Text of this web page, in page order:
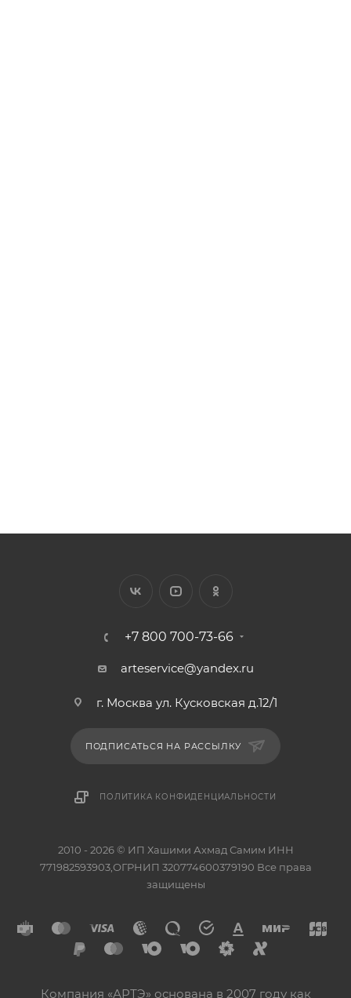
+7 800 700-73-66
arteservice@yandex.ru
г. Москва ул. Кусковская д.12/1
ПОДПИСАТЬСЯ НА РАССЫЛКУ
ПОЛИТИКА КОНФИДЕНЦИАЛЬНОСТИ
2010 - 2026 © ИП Хашими Ахмад Самим ИНН
771982593903,ОГРНИП 320774600379190 Все права
защищены
Компания «АРТЭ» основана в 2007 году как